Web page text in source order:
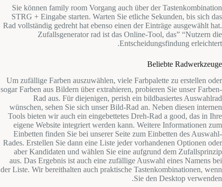
Sie können family room Vorgang auch über der Tastenkombination
STRG + Eingabe starten. Warten Sie etliche Sekunden, bis sich das
Rad vollständig gedreht hat ebenso einen der Einträge ausgewählt hat.
Zufallsgenerator rad ist das Online-Tool, das” “Nutzern die
Entscheidungsfindung erleichtert.
Beliebte Radwerkzeuge
Um zufällige Farben auszuwählen, viele Farbpalette zu erstellen oder
sogar Farben aus Bildern über extrahieren, probieren Sie unser Farben-
Rad aus. Für diejenigen, perish ein bildbasiertes Auswahlrad
wünschen, sehen Sie sich unser Bild-Rad an. Neben diesen internen
Tools bieten wir auch ein eingebettetes Dreh-Rad a good, das in Ihre
eigene Website integriert werden kann. Weitere Informationen zum
Einbetten finden Sie bei unserer Seite zum Einbetten des Auswahl-
Rades. Erstellen Sie dann eine Liste jeder vorhandenen Optionen oder
aber Kandidaten und wählen Sie eine aufgrund dem Zufallsprinzip
aus. Das Ergebnis ist auch eine zufällige Auswahl eines Namens bei
der Liste. Wir bereithalten auch praktische Tastenkombinationen, wenn
Sie den Desktop verwenden.